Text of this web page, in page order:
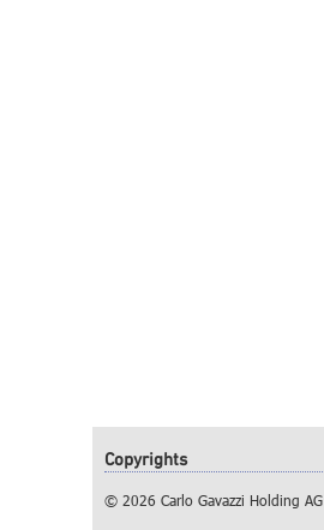
Copyrights
© 2026 Carlo Gavazzi Holding AG